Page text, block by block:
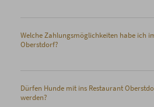
Welche Zahlungsmöglichkeiten habe ich
Oberstdorf?
Dürfen Hunde mit ins Restaurant
werden?